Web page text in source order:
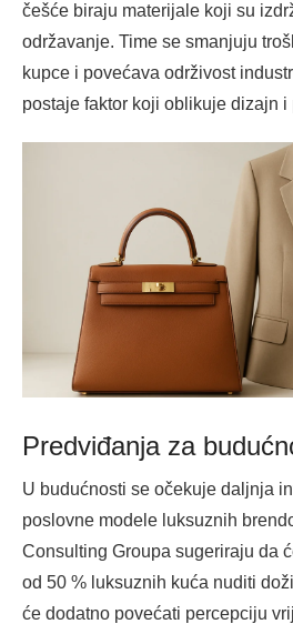
češće biraju materijale koji su
održavanje. Time se smanjuju
kupce i povećava održivost
postaje faktor koji oblikuje dizajn i
Predviđanja za
U budućnosti se očekuje daljnja
poslovne modele luksuznih
Consulting Groupa sugeriraju da
od 50 % luksuznih kuća nuditi
će dodatno povećati percepciju